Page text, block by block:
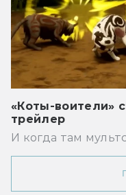
«Коты-воители»
трейлер
И когда там